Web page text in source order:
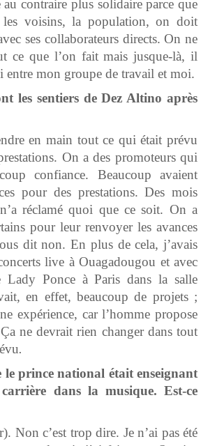
au contraire plus solidaire parce que
les voisins, la population, on doit
ses collaborateurs directs. On ne
ce que l’on fait mais jusque-là, il
entre mon groupe de travail et moi.
les sentiers de Dez Altino après
en main tout ce qui était prévu
On a des promoteurs qui
confiance. Beaucoup avaient
pour des prestations. Des mois
réclamé quoi que ce soit. On a
pour leur renvoyer les avances
dit non. En plus de cela, j’avais
live à Ouagadougou et avec
Lady Ponce à Paris dans la salle
en effet, beaucoup de projets ;
expérience, car l’homme propose
ne devrait rien changer dans tout
.
prince national était enseignant
dans la musique. Est-ce
Non c’est trop dire. Je n’ai pas été